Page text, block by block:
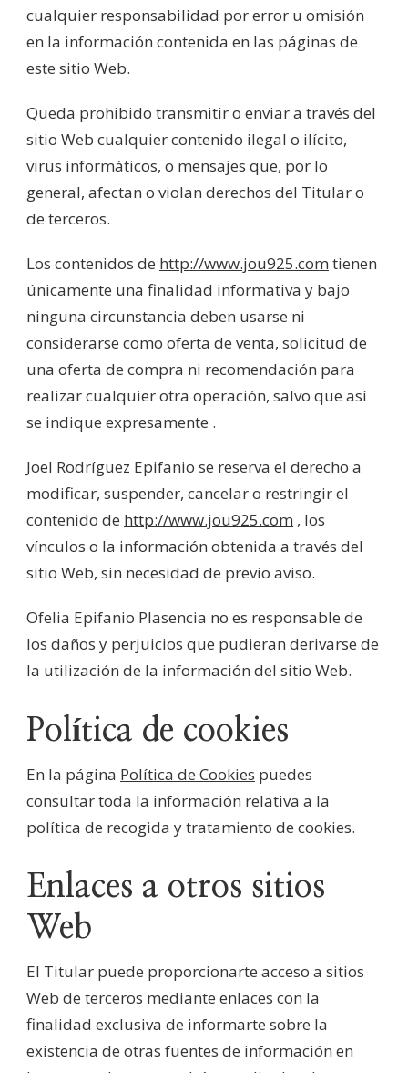
cualquier responsabilidad por error u omisión
en la información contenida en las páginas de
este sitio Web.
Queda prohibido transmitir o enviar a través del
sitio Web cualquier contenido ilegal o ilícito,
virus informáticos, o mensajes que, por lo
general, afectan o violan derechos del Titular o
de terceros.
Los contenidos de http://www.jou925.com tienen
únicamente una finalidad informativa y bajo
ninguna circunstancia deben usarse ni
considerarse como oferta de venta, solicitud de
una oferta de compra ni recomendación para
realizar cualquier otra operación, salvo que así
se indique expresamente .
Joel Rodríguez Epifanio se reserva el derecho a
modificar, suspender, cancelar o restringir el
contenido de http://www.jou925.com , los
vínculos o la información obtenida a través del
sitio Web, sin necesidad de previo aviso.
Ofelia Epifanio Plasencia no es responsable de
los daños y perjuicios que pudieran derivarse de
la utilización de la información del sitio Web.
Política de cookies
En la página Política de Cookies puedes
consultar toda la información relativa a la
política de recogida y tratamiento de cookies.
Enlaces a otros sitios
Web
El Titular puede proporcionarte acceso a sitios
Web de terceros mediante enlaces con la
finalidad exclusiva de informarte sobre la
existencia de otras fuentes de información en